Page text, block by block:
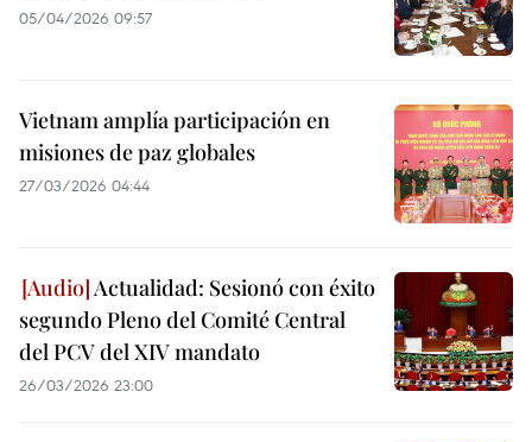
05/04/2026 09:57
Vietnam amplía participación en
misiones de paz globales
27/03/2026 04:44
Actualidad: Sesionó con éxito
segundo Pleno del Comité Central
del PCV del XIV mandato
26/03/2026 23:00